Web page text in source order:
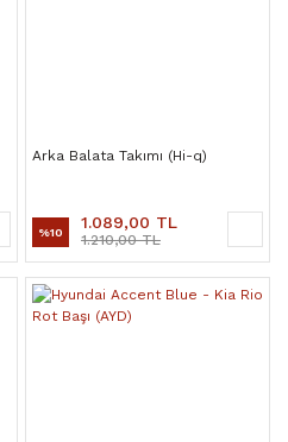
Arka Balata Takımı (Hi-q)
%10 1.089,00 TL
1.210,00 TL